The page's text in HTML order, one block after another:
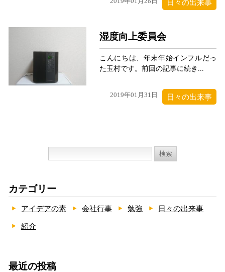
日々の出来事
湿度向上委員会
こんにちは、年末年始インフルだっ
た玉村です。前回の記事に続き...
2019年01月31日 日々の出来事
検
カテゴリー
アイデアの素 会社行事 勉強 日々の出来事
紹介
最近の投稿